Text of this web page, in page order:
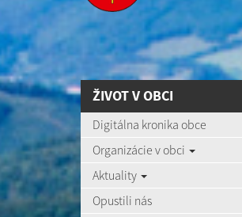
ŽIVOT V OBCI
Digitálna kronika obce
Organizácie v obci
Aktuality
Opustili nás